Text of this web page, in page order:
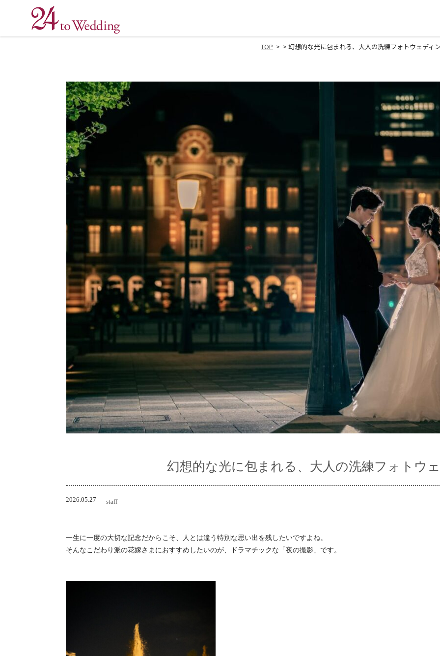
TOP > > 幻想的な光に包まれる、大人の洗練フォトウェディ
幻想的な光に包まれる、大人の洗練フォトウ
2026.05.27 staff
一生に一度の大切な記念だからこそ、人とは違う特別な思い出を残したいですよね。
そんなこだわり派の花嫁さまにおすすめしたいのが、ドラマチックな「夜の撮影」です。